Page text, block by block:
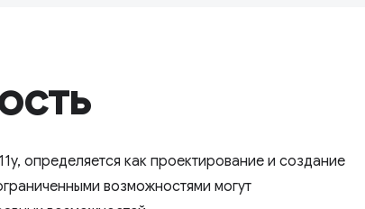
определяется как проектирование и создание
возможностями могут